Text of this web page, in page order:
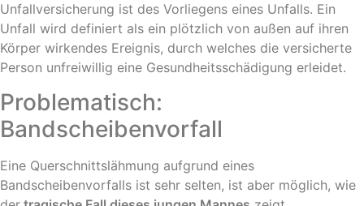
Unfallversicherung ist des Vorliegens eines Unfalls. Ein
Unfall wird definiert als ein plötzlich von außen auf ihren
Körper wirkendes Ereignis, durch welches die versicherte
Person unfreiwillig eine Gesundheitsschädigung erleidet.
Problematisch:
Bandscheibenvorfall
Eine Querschnittslähmung aufgrund eines
Bandscheibenvorfalls ist sehr selten, ist aber möglich, wie